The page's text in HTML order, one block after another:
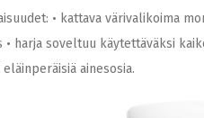
• kattava värivalikoima
• harja soveltuu käytettäväksi
ainesosia.